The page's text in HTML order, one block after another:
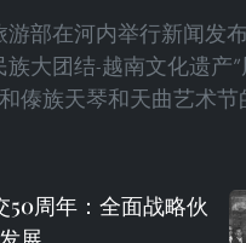
游部在河内举行新闻发
族大团结-越南文化遗产
傣族天琴和天曲艺术节
50周年：全面战略伙